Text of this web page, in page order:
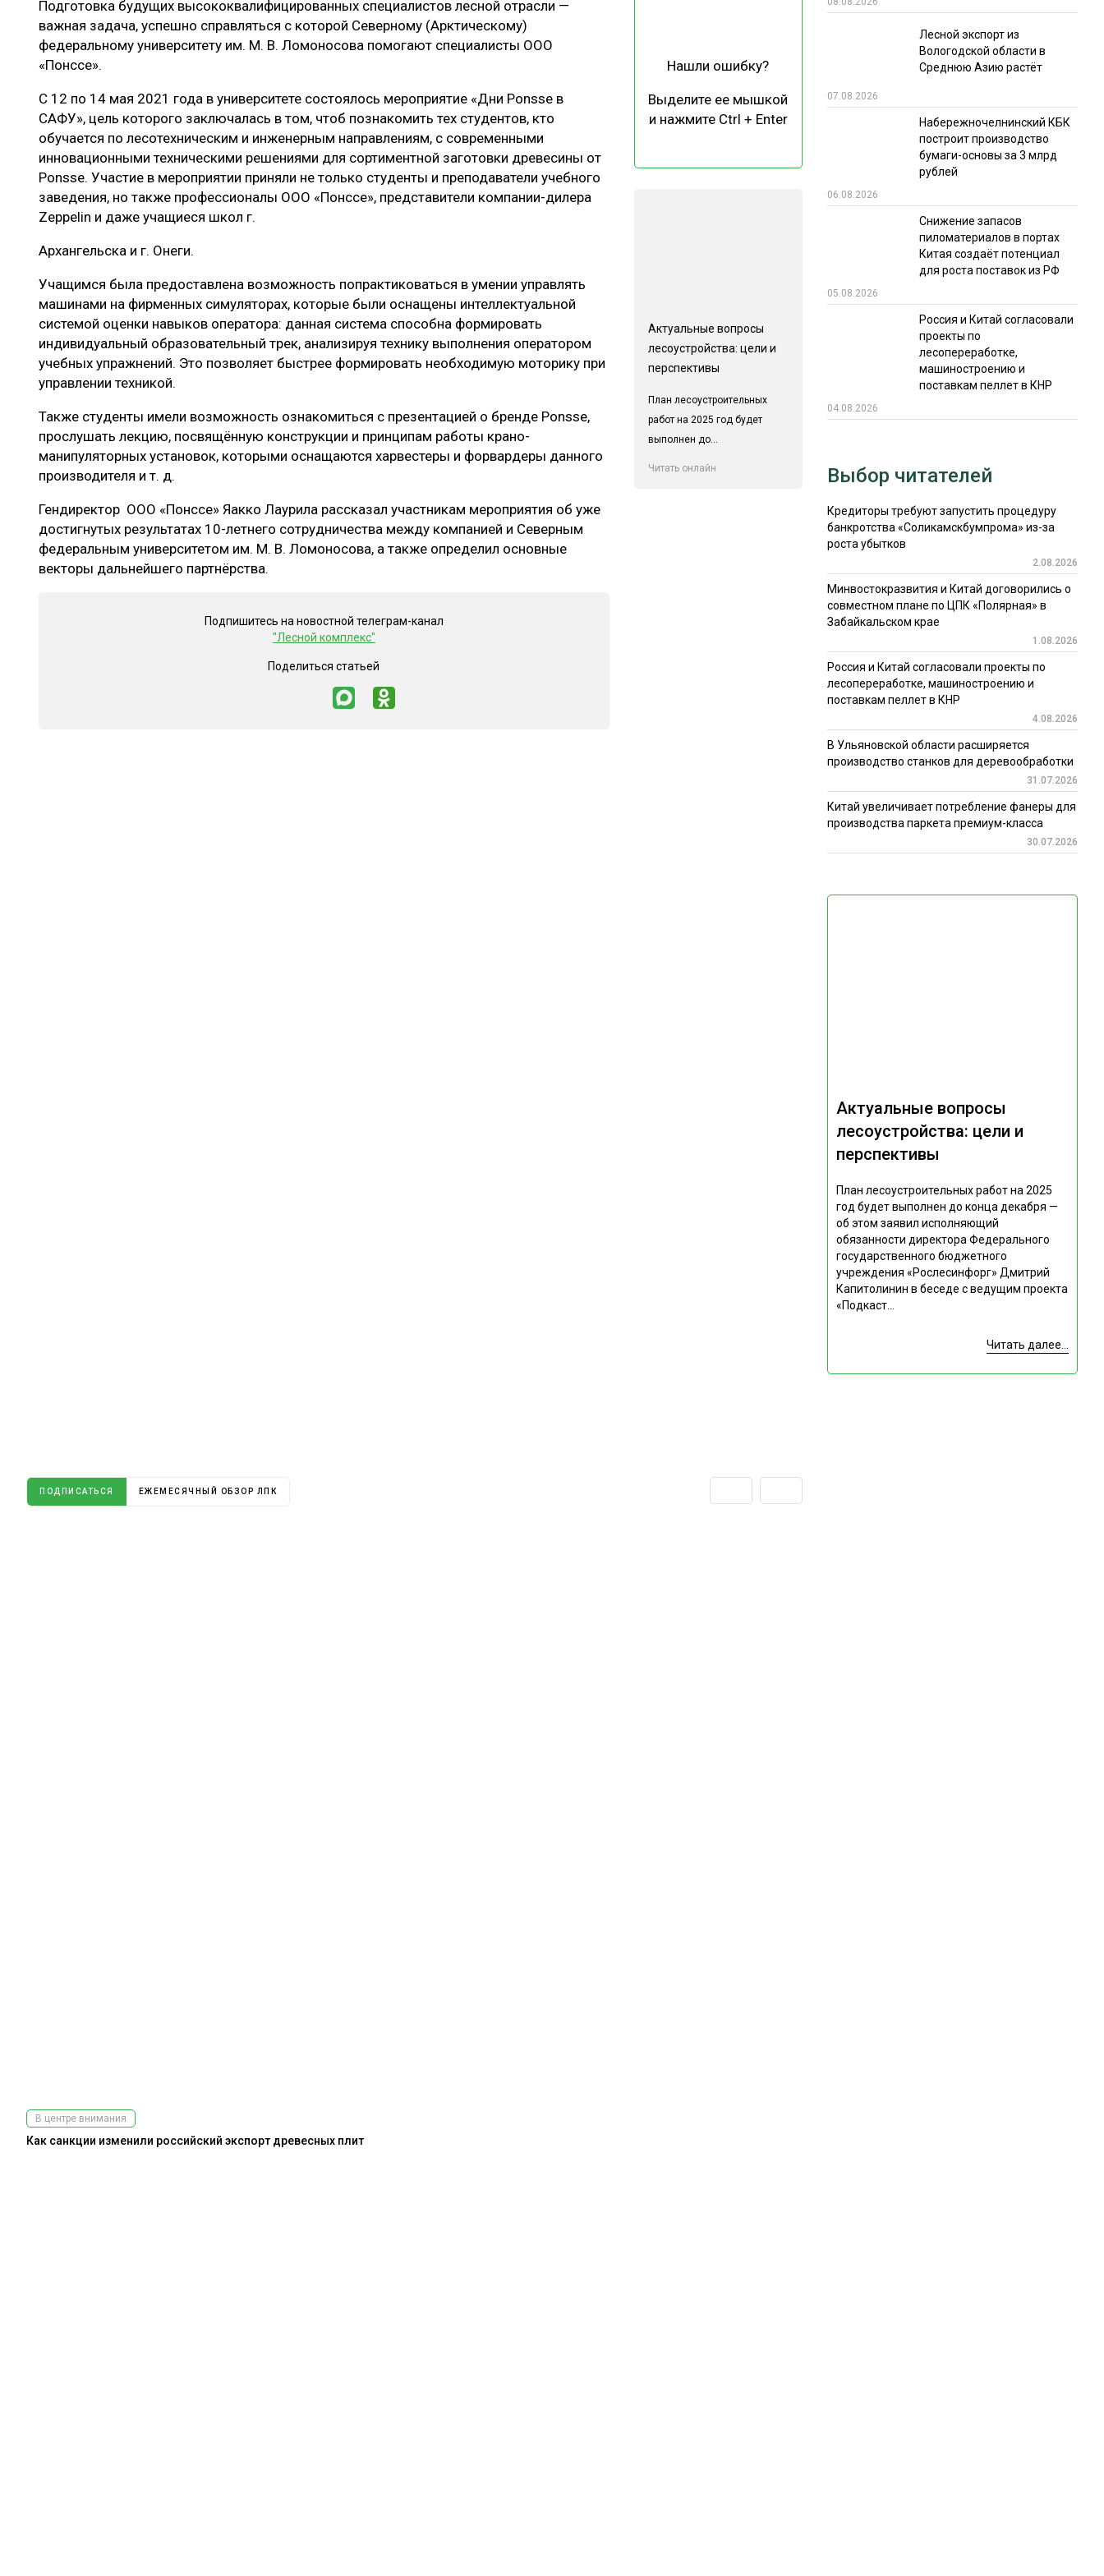
ЛЕСОВОССТАНОВЛЕНИЕ И ЗАЩИТА
ПРОИЗВОДСТВО ДРЕВЕСНЫХ ПЛИТ
ЦБП
СУШКА ДРЕВЕСИНЫ
МЕБЕЛЬНОЕ ПРОИЗВОДСТВО
РЫНОК
ТЕХНОЛОГИИ
ОТРАСЛЕВАЯ ДИСКУССИЯ
ЭКСПЕРТНОЕ МНЕНИЕ
КАЛЕНДАРЬ ВЫСТАВОК ИТОГИ МЕРОПРИЯТИЙ
Подготовка будущих высококвалифицированных специалистов лесной отрасли —
важная задача, успешно справляться с которой Северному (Арктическому)
федеральному университету им. М. В. Ломоносова помогают специалисты ООО
«Понссе».
С 12 по 14 мая 2021 года в университете состоялось мероприятие «Дни Ponsse в
САФУ», цель которого заключалась в том, чтоб познакомить тех студентов, кто
обучается по лесотехническим и инженерным направлениям, с современными
инновационными техническими решениями для сортиментной заготовки древесины от
Ponsse. Участие в мероприятии приняли не только студенты и преподаватели учебного
заведения, но также профессионалы ООО «Понссе», представители компании-дилера
Zeppelin и даже учащиеся школ г.
Архангельска и г. Онеги.
Учащимся была предоставлена возможность попрактиковаться в умении управлять
машинами на фирменных симуляторах, которые были оснащены интеллектуальной
системой оценки навыков оператора: данная система способна формировать
индивидуальный образовательный трек, анализируя технику выполнения оператором
учебных упражнений. Это позволяет быстрее формировать необходимую моторику при
управлении техникой.
Также студенты имели возможность ознакомиться с презентацией о бренде Ponsse,
прослушать лекцию, посвящённую конструкции и принципам работы крано-
манипуляторных установок, которыми оснащаются харвестеры и форвардеры данного
производителя и т. д.
Гендиректор ООО «Понссе» Яакко Лаурила рассказал участникам мероприятия об уже
достигнутых результатах 10-летнего сотрудничества между компанией и Северным
федеральным университетом им. М. В. Ломоносова, а также определил основные
векторы дальнейшего партнёрства.
Подпишитесь на новостной телеграм-канал
"Лесной комплекс"
Поделиться статьей
Нашли ошибку?
Выделите ее мышкой
и нажмите Ctrl + Enter
Актуальные вопросы
лесоустройства: цели и
перспективы
План лесоустроительных
работ на 2025 год будет
выполнен до...
Читать онлайн
Лесной экспорт из
Вологодской области в
Среднюю Азию растёт
07.08.2026
Набережночелнинский КБК
построит производство
бумаги-основы за 3 млрд
рублей
06.08.2026
Снижение запасов
пиломатериалов в портах
Китая создаёт потенциал
для роста поставок из РФ
05.08.2026
Россия и Китай согласовали
проекты по
лесопереработке,
машиностроению и
поставкам пеллет в КНР
04.08.2026
Актуальные вопросы
лесоустройства: цели и
перспективы
План лесоустроительных работ на 2025
год будет выполнен до конца декабря —
об этом заявил исполняющий
обязанности директора Федерального
государственного бюджетного
учреждения «Рослесинфорг» Дмитрий
Капитолинин в беседе с ведущим проекта
«Подкаст...
Читать далее...
ПОДПИСАТЬСЯ ЕЖЕМЕСЯЧНЫЙ ОБЗОР ЛПК
В центре внимания
Как санкции изменили российский экспорт древесных плит
Выбор читателей
Кредиторы требуют запустить процедуру
банкротства «Соликамскбумпрома» из-за
роста убытков
2.08.2026
Минвостокразвития и Китай договорились о
совместном плане по ЦПК «Полярная» в
Забайкальском крае
1.08.2026
Россия и Китай согласовали проекты по
лесопереработке, машиностроению и
поставкам пеллет в КНР
4.08.2026
В Ульяновской области расширяется
производство станков для деревообработки
31.07.2026
Китай увеличивает потребление фанеры для
производства паркета премиум-класса
30.07.2026